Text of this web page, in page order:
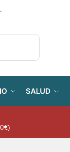
SALUD